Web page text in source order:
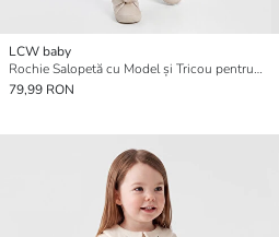
LCW baby
Rochie Salopetă cu Model și Tricou pentru Fetițe Bebe
79,99 RON